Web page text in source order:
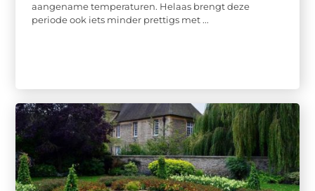
aangename temperaturen. Helaas brengt deze
periode ook iets minder prettigs met ...